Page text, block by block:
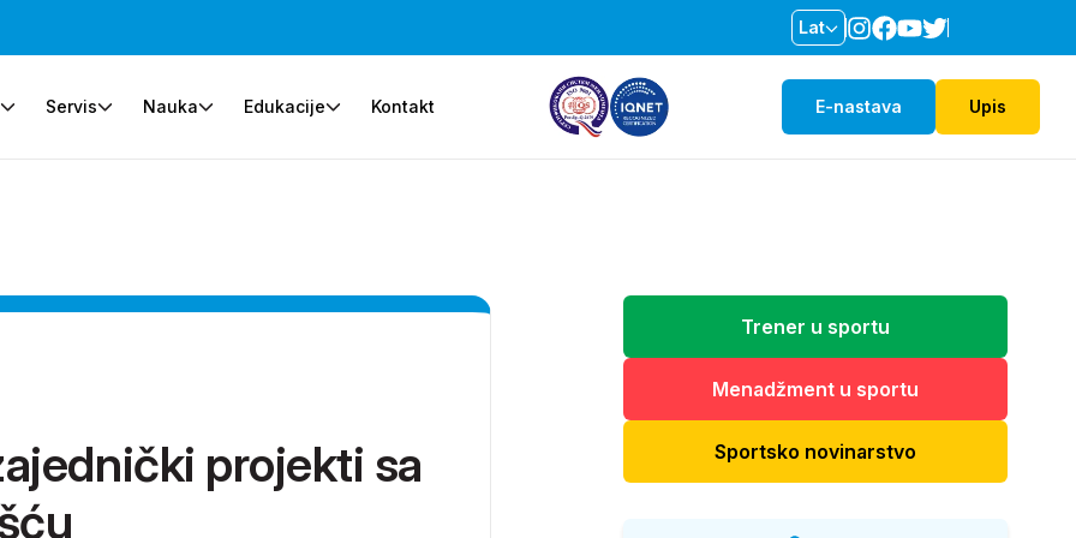
Lat
Servis Nauka Edukacije Kontakt E-nastava Upis
projekti sa
Trener u sportu
Menadžment u sportu
Sportsko novinarstvo